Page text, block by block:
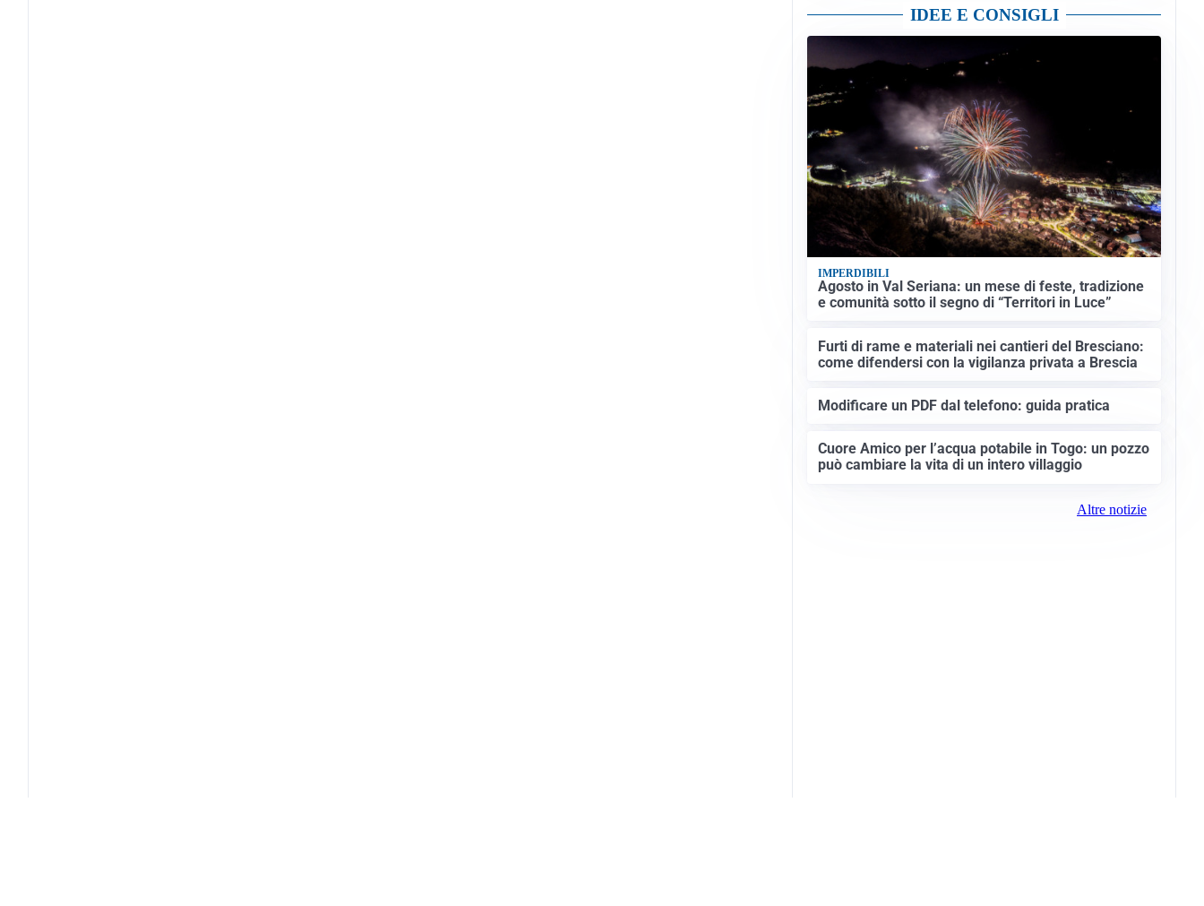
IDEE E CONSIGLI
IMPERDIBILI
Agosto in Val Seriana: un mese di feste, tradizione
e comunità sotto il segno di “Territori in Luce”
Furti di rame e materiali nei cantieri del Bresciano:
come difendersi con la vigilanza privata a Brescia
Modificare un PDF dal telefono: guida pratica
Cuore Amico per l’acqua potabile in Togo: un pozzo
può cambiare la vita di un intero villaggio
Altre notizie